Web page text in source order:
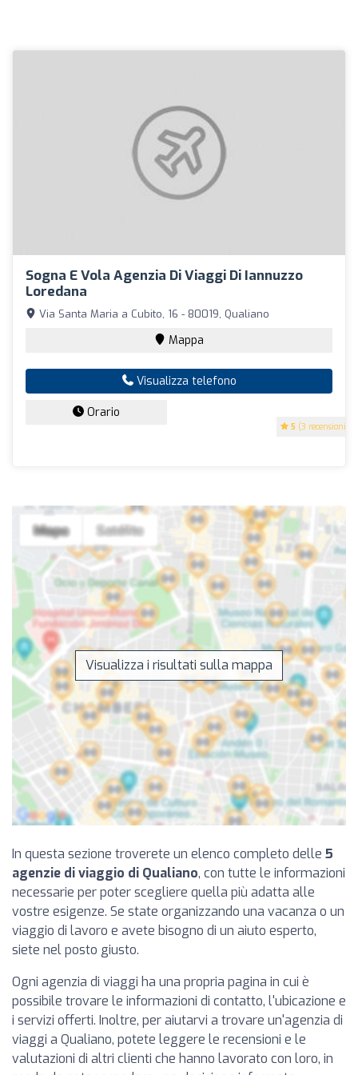
Sogna E Vola Agenzia Di Viaggi Di Iannuzzo
Loredana
5 (3 recensioni)
Via Santa Maria a Cubito, 16 - 80019, Qualiano
Mappa
Visualizza telefono
Orario
Visualizza i risultati sulla mappa
In questa sezione troverete un elenco completo delle 5
agenzie di viaggio di Qualiano, con tutte le informazioni
necessarie per poter scegliere quella più adatta alle
vostre esigenze. Se state organizzando una vacanza o un
viaggio di lavoro e avete bisogno di un aiuto esperto,
siete nel posto giusto.
Ogni agenzia di viaggi ha una propria pagina in cui è
possibile trovare le informazioni di contatto, l'ubicazione e
i servizi offerti. Inoltre, per aiutarvi a trovare un'agenzia di
viaggi a Qualiano, potete leggere le recensioni e le
valutazioni di altri clienti che hanno lavorato con loro, in